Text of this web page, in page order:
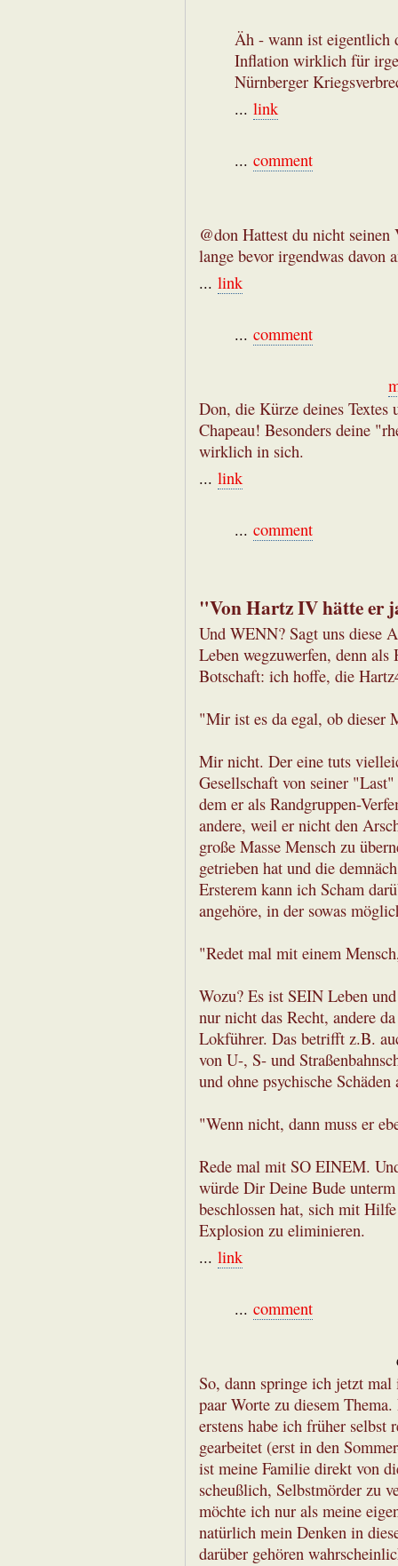
Äh - wann ist eigentlich
Inflation wirklich für
Nürnberger
... link
... comment
@don Hattest du nicht
lange bevor irgendwas davon
... link
... comment
Don, die Kürze deines Textes
Chapeau! Besonders deine
wirklich in sich.
... link
... comment
"Von Hartz IV hätte er
Und WENN? Sagt uns diese
Leben wegzuwerfen, denn
Botschaft: ich hoffe, die
"Mir ist es da egal, ob dieser
Mir nicht. Der eine tuts
Gesellschaft von seiner
dem er als Randgruppen-
andere, weil er nicht den
große Masse Mensch zu
getrieben hat und die
Ersterem kann ich Scham
angehöre, in der sowas
"Redet mal mit einem
Wozu? Es ist SEIN Leben
nur nicht das Recht, andere
Lokführer. Das betrifft z.B.
von U-, S- und
und ohne psychische
"Wenn nicht, dann muss er
Rede mal mit SO EINEM.
würde Dir Deine Bude
beschlossen hat, sich mit
Explosion zu eliminieren.
... link
... comment
So, dann springe ich jetzt
paar Worte zu diesem
erstens habe ich früher
gearbeitet (erst in den
ist meine Familie direkt von
scheußlich, Selbstmörder zu
möchte ich nur als meine
natürlich mein Denken in
darüber gehören